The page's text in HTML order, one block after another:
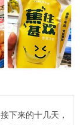
下来的十几天，